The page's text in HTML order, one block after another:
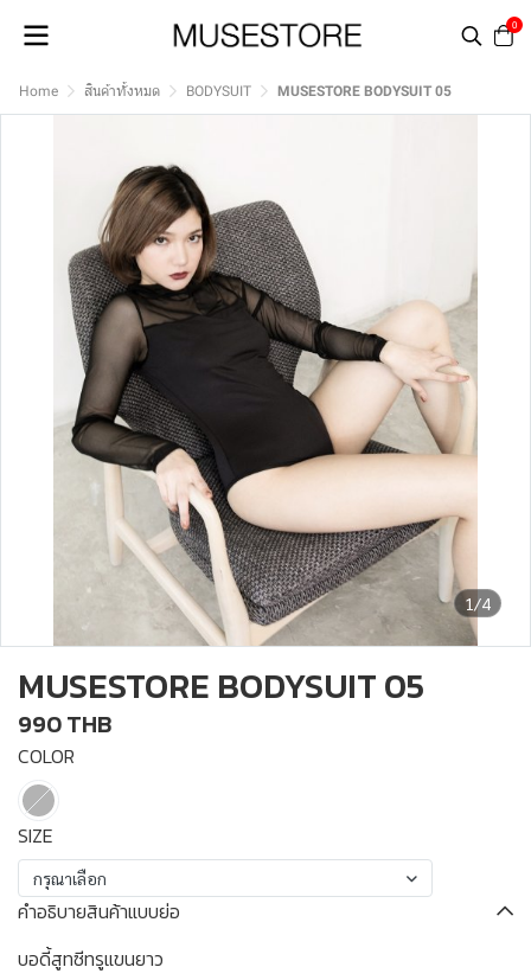
0
Home สินค้าทั้งหมด BODYSUIT MUSESTORE BODYSUIT 05
1/4
MUSESTORE BODYSUIT 05
990 THB
COLOR
SIZE
กรุณาเลือก
คำอธิบายสินค้าแบบย่อ
บอดี้สูทซีทรูแขนยาว